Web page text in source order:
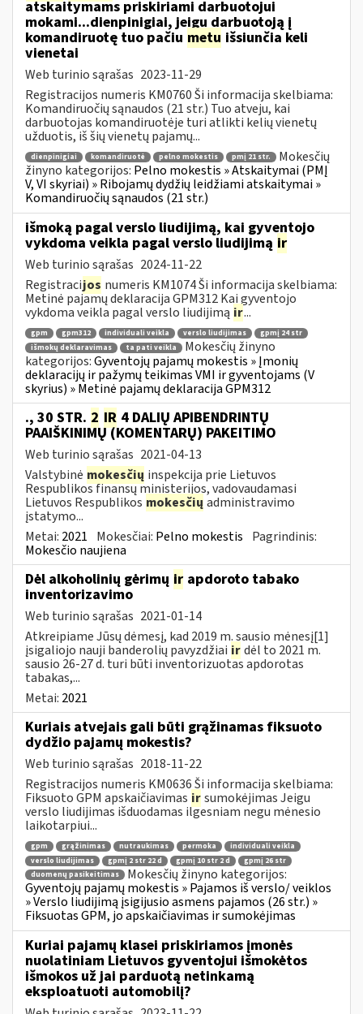
atskaitymams priskiriami darbuotojui
mokami...dienpinigiai, jeigu darbuotoją į
komandiruotę tuo pačiu metu išsiunčia keli
vienetai
Web turinio sąrašas 2023-11-29
Registracijos numeris KM0760 Ši informacija skelbiama:
Komandiruočių sąnaudos (21 str.) Tuo atveju, kai
darbuotojas komandiruotėje turi atlikti kelių vienetų
užduotis, iš šių vienetų pajamų...
dienpinigiai komandiruotė pelno mokestis pmį 21 str.
Mokesčių
žinyno kategorijos: Pelno mokestis » Atskaitymai (PMĮ
V, VI skyriai) » Ribojamų dydžių leidžiami atskaitymai »
Komandiruočių sąnaudos (21 str.)
išmoką pagal verslo liudijimą, kai gyventojo
vykdoma veikla pagal verslo liudijimą ir
Web turinio sąrašas 2024-11-22
Registracijos numeris KM1074 Ši informacija skelbiama:
Metinė pajamų deklaracija GPM312 Kai gyventojo
vykdoma veikla pagal verslo liudijimą ir...
gpm gpm312 individuali veikla verslo liudijimas
gpmį 24 str
išmokų deklaravimas
ta pati veikla
Mokesčių žinyno
kategorijos:Gyventojų pajamų mokestis » Įmonių
deklaracijų ir pažymų teikimas VMI ir gyventojams (V
skyrius) » Metinė pajamų deklaracija GPM312
., 30 STR. 2 IR 4 DALIŲ APIBENDRINTŲ
PAAIŠKINIMŲ (KOMENTARŲ) PAKEITIMO
Web turinio sąrašas 2021-04-13
Valstybinė mokesčių inspekcija prie Lietuvos
Respublikos finansų ministerijos, vadovaudamasi
Lietuvos Respublikos mokesčių administravimo
įstatymo...
Metai: 2021 Mokesčiai: Pelno mokestis Pagrindinis:
Mokesčio naujiena
Dėl alkoholinių gėrimų ir apdoroto tabako
inventorizavimo
Web turinio sąrašas 2021-01-14
Atkreipiame Jūsų dėmesį, kad 2019 m. sausio mėnesį[1]
įsigaliojo nauji banderolių pavyzdžiai irdėl to 2021 m.
sausio 26-27 d. turi būti inventorizuotas apdorotas
tabakas,...
Metai: 2021
Kuriais atvejais gali būti grąžinamas fiksuoto
dydžio pajamų mokestis?
Web turinio sąrašas 2018-11-22
Registracijos numeris KM0636 Ši informacija skelbiama:
Fiksuoto GPM apskaičiavimas irsumokėjimas Jeigu
verslo liudijimas išduodamas ilgesniam negu mėnesio
laikotarpiui...
gpm grąžinimas nutraukimas permoka
individuali veikla
verslo liudijimas
gpmį 2 str 22 d gpmį 10 str 2 d
gpmį 26 str
duomenų pasikeitimas
Mokesčių žinyno kategorijos:
Gyventojų pajamų mokestis » Pajamos iš verslo/ veiklos
» Verslo liudijimą įsigijusio asmens pajamos (26 str.) »
Fiksuotas GPM, jo apskaičiavimas ir sumokėjimas
Kuriai pajamų klasei priskiriamos įmonės
nuolatiniam Lietuvos gyventojui išmokėtos
išmokos už jai parduotą netinkamą
eksploatuoti automobilį?